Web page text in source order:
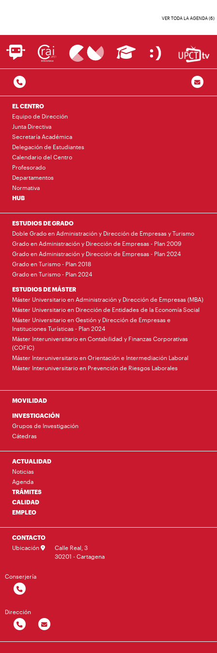
VER TODA LA AGENDA (6)
EL CENTRO
Equipo de Dirección
Junta Directiva
Secretaría Académica
Delegación de Estudiantes
Calendario del Centro
Profesorado
Departamentos
Normativa
HUB
ESTUDIOS DE GRADO
Doble Grado en Administración y Dirección de Empresas y Turismo
Grado en Administración y Dirección de Empresas - Plan 2009
Grado en Administración y Dirección de Empresas - Plan 2024
Grado en Turismo - Plan 2018
Grado en Turismo - Plan 2024
ESTUDIOS DE MÁSTER
Máster Universitario en Administración y Dirección de Empresas (MBA)
Máster Universitario en Dirección de Entidades de la Economía Social
Máster Universitario en Gestión y Dirección de Empresas e
Instituciones Turísticas - Plan 2024
Máster Interuniversitario en Contabilidad y Finanzas Corporativas
(COFIC)
Máster Interuniversitario en Orientación e Intermediación Laboral
Máster Interuniversitario en Prevención de Riesgos Laborales
MOVILIDAD
INVESTIGACIÓN
Grupos de Investigación
Cátedras
ACTUALIDAD
Noticias
Agenda
TRÁMITES
CALIDAD
EMPLEO
CONTACTO
Ubicación
Calle Real, 3
30201 - Cartagena
Conserjería
Dirección